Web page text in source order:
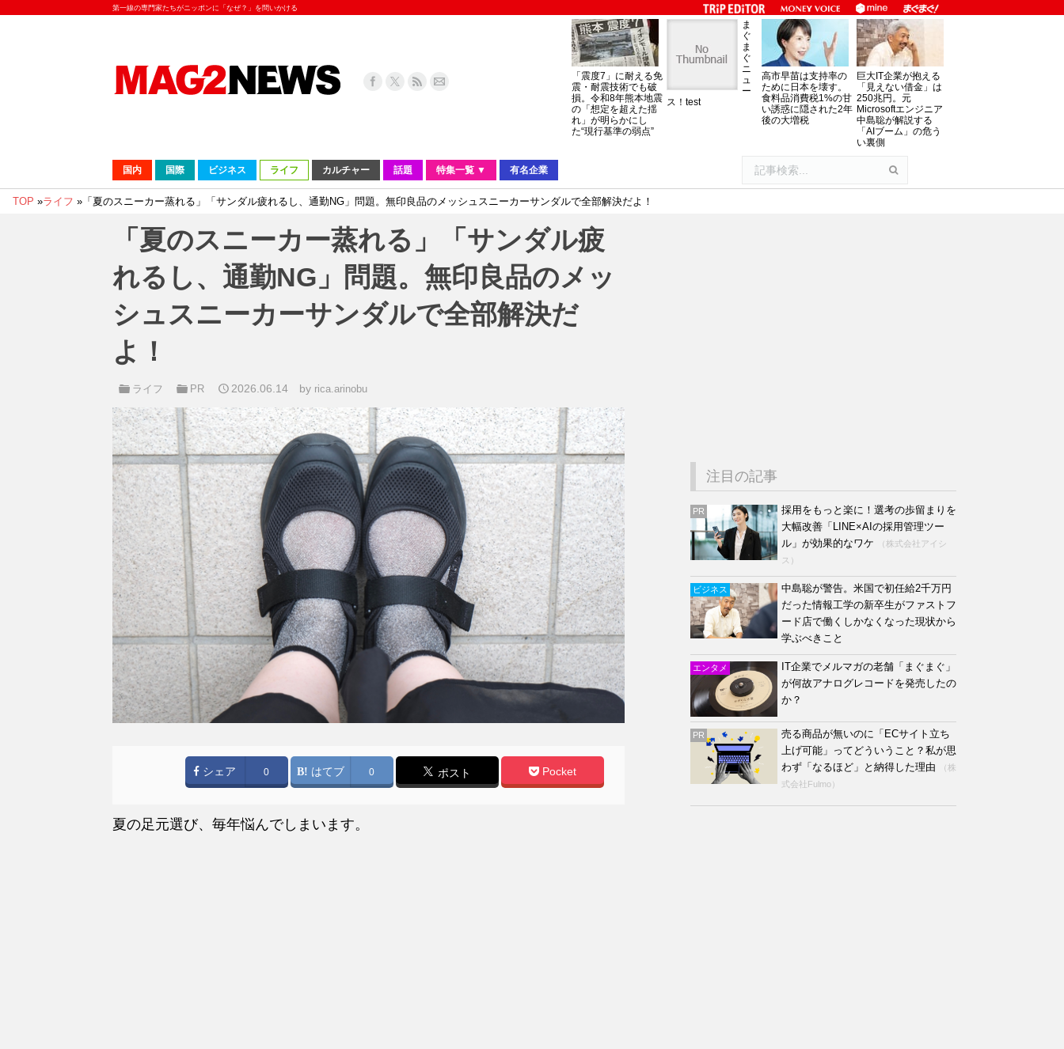
第一線の専門家たちがニッポンに「なぜ？」を問いかける
「震度7」に耐える免
震・耐震技術でも破
損。令和8年熊本地震
の「想定を超えた揺
れ」が明らかにし
た“現行基準の弱点”
ま
ぐ
ま
ぐ
ニ
ュ
ー
ス！test
高市早苗は支持率の
ために日本を壊す。
食料品消費税1%の甘
い誘惑に隠された2年
後の大増税
巨大IT企業が抱える
「見えない借金」は
250兆円。元
Microsoftエンジニア
中島聡が解説する
「AIブーム」の危う
い裏側
国内 国際 ビジネス ライフ カルチャー 話題 特集一覧 ▼ 有名企業
TOP »ライフ » 「夏のスニーカー蒸れる」「サンダル疲れるし、通勤NG」問題。無印良品のメッシュスニーカーサンダルで全部解決だよ！
「夏のスニーカー蒸れる」「サンダル疲
れるし、通勤NG」問題。無印良品のメッ
シュスニーカーサンダルで全部解決だ
よ！
ライフ PR 2026.06.14 by rica.arinobu
シェア 0 はてブ 0 ポスト Pocket
夏の足元選び、毎年悩んでしまいます。
注目の記事
PR
採用をもっと楽に！選考の歩留まりを
大幅改善「LINE×AIの採用管理ツー
ル」が効果的なワケ
（株式会社アイシ
ス）
ビジネス
中島聡が警告。米国で初任給2千万円
だった情報工学の新卒生がファストフ
ード店で働くしかなくなった現状から
学ぶべきこと
エンタメ
IT企業でメルマガの老舗「まぐまぐ」
が何故アナログレコードを発売したの
か？
PR
売る商品が無いのに「ECサイト立ち
上げ可能」ってどういうこと？私が思
わず「なるほど」と納得した理由
（株
式会社Fulmo）